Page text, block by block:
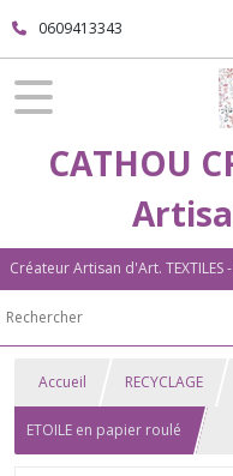
0609413343
CATHOU
Accueil RECYCLAGE
ETOILE en papier roulé